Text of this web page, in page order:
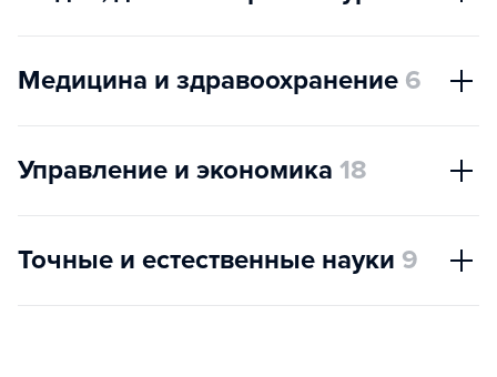
Медицина и здравоохранение 6
Управление и экономика 18
Точные и естественные науки 9